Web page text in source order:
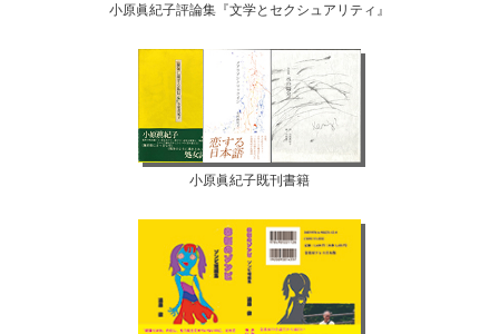
小原眞紀子評論集『文学とセクシュアリティ』
小原眞紀子既刊書籍